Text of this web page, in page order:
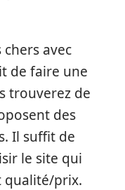
avec
de faire une
trouverez de
des
Il suffit de
le site qui
qualité/prix.